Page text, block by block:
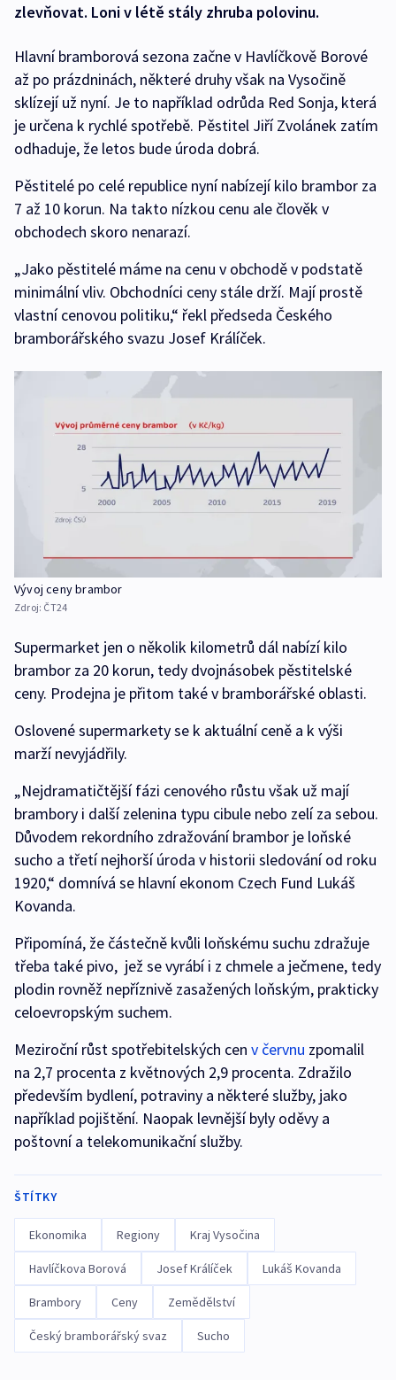
zlevňovat. Loni v létě stály zhruba polovinu.
Hlavní bramborová sezona začne v Havlíčkově Borové
až po prázdninách, některé druhy však na Vysočině
sklízejí už nyní. Je to například odrůda Red Sonja, která
je určena k rychlé spotřebě. Pěstitel Jiří Zvolánek zatím
odhaduje, že letos bude úroda dobrá.
Pěstitelé po celé republice nyní nabízejí kilo brambor za
7 až 10 korun. Na takto nízkou cenu ale člověk v
obchodech skoro nenarazí.
„Jako pěstitelé máme na cenu v obchodě v podstatě
minimální vliv. Obchodníci ceny stále drží. Mají prostě
vlastní cenovou politiku,“ řekl předseda Českého
bramborářského svazu Josef Králíček.
Vývoj ceny brambor
Zdroj: ČT24
Supermarket jen o několik kilometrů dál nabízí kilo
brambor za 20 korun, tedy dvojnásobek pěstitelské
ceny. Prodejna je přitom také v bramborářské oblasti.
Oslovené supermarkety se k aktuální ceně a k výši
marží nevyjádřily.
„Nejdramatičtější fázi cenového růstu však už mají
brambory i další zelenina typu cibule nebo zelí za sebou.
Důvodem rekordního zdražování brambor je loňské
sucho a třetí nejhorší úroda v historii sledování od roku
1920,“ domnívá se hlavní ekonom Czech Fund Lukáš
Kovanda.
Připomíná, že částečně kvůli loňskému suchu zdražuje
třeba také pivo, jež se vyrábí i z chmele a ječmene, tedy
plodin rovněž nepříznivě zasažených loňským, prakticky
celoevropským suchem.
Meziroční růst spotřebitelských cen v červnu zpomalil
na 2,7 procenta z květnových 2,9 procenta. Zdražilo
především bydlení, potraviny a některé služby, jako
například pojištění. Naopak levnější byly oděvy a
poštovní a telekomunikační služby.
ŠTÍTKY
Ekonomika Regiony Kraj Vysočina
Havlíčkova Borová Josef Králíček Lukáš Kovanda
Brambory Ceny Zemědělství
Český bramborářský svaz Sucho